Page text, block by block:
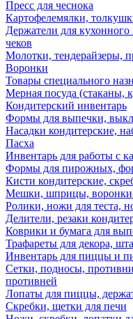
Пресс для чеснока
Картофелемялки,
Держатели для кухонного
чеков
Молотки, тендерайзеры,
Воронки
Товары специального
Мерная посуда
Кондитерский инвентарь
Формы для выпечки,
Насадки кондитерские,
Пасха
Инвентарь для работы с
Формы для пирожных,
Кисти кондитерские,
Мешки, шприцы, воронки-
Ролики, ножи для теста,
Делители, резаки
Коврики и бумага для
Трафареты для декора,
Инвентарь для пиццы и
Сетки, подносы,
противней
Лопаты для пиццы,
Скребки, щетки для печи